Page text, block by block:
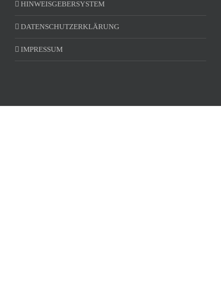
HINWEISGEBERSYSTEM
DATENSCHUTZERKLÄRUNG
IMPRESSUM